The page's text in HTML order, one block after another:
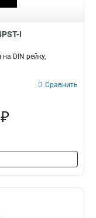
I
DIN рейку,
Сравнить